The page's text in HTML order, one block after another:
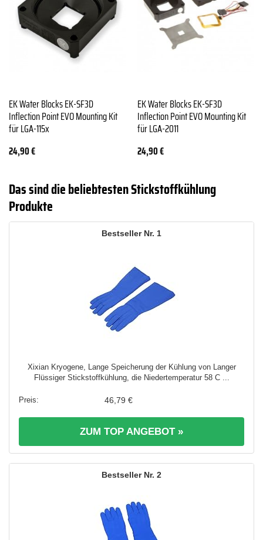
EK Water Blocks EK-SF3D
Inflection Point EVO Mounting Kit
für LGA-115x
24,90€
EK Water Blocks EK-SF3D
Inflection Point EVO Mounting Kit
für LGA-2011
24,90€
Das sind die beliebtesten Stickstoffkühlung
Produkte
1
Xixian Kryogene, Lange Speicherung der Kühlung von Langer
Flüssiger Stickstoffkühlung, die Niedertemperatur 58 C ...
46,79 €
ZUM TOP ANGEBOT »
2